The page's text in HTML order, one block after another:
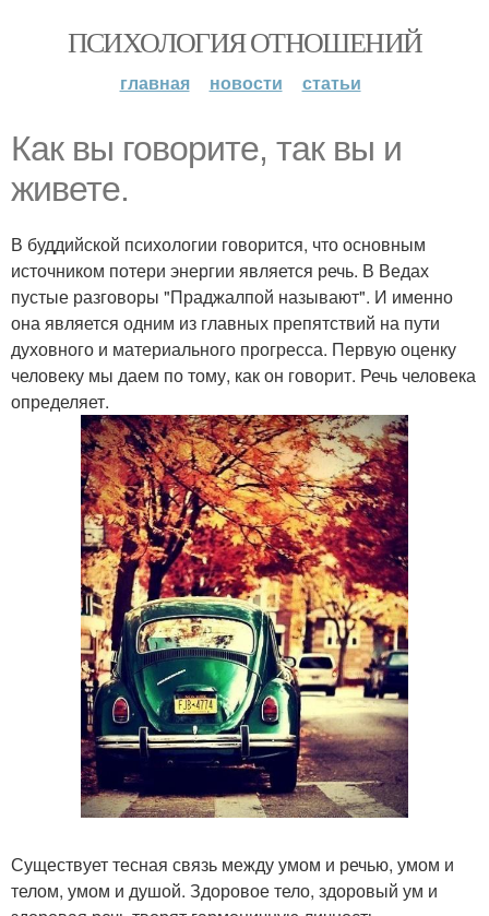
ПСИХОЛОГИЯ ОТНОШЕНИЙ
главная новости статьи
Как вы говорите, так вы и
живете.
В буддийской психологии говорится, что основным
источником потери энергии является речь. В Ведах
пустые разговоры "Праджалпой называют". И именно
она является одним из главных препятствий на пути
духовного и материального прогресса. Первую оценку
человеку мы даем по тому, как он говорит. Речь человека
определяет.
Существует тесная связь между умом и речью, умом и
телом, умом и душой. Здоровое тело, здоровый ум и